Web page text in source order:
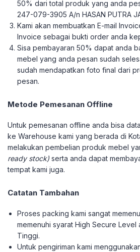
50% dari total produk yang anda
247-079-3905 A/n HASAN PUTRA
Kami akan membuatkan E-mail
Invoice sebagai bukti order anda
Sisa pembayaran 50% dapat anda
mebel yang anda pesan sudah
sudah mendapatkan foto final dari
pesan.
Metode Pemesanan Offline
Untuk pemesanan offline anda bisa
ke Warehouse kami yang berada di
melakukan pembelian produk mebel
ready stock) serta anda dapat
tempat kami juga.
Catatan Tambahan
Proses packing kami sangat
memenuhi syarat High Secure Level
Tinggi.
Untuk pengiriman kami